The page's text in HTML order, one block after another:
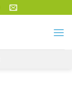
to
content